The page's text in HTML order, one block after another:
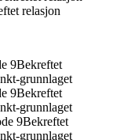
relasjon
9Bekreftet
grunnlaget
9Bekreftet
grunnlaget
9Bekreftet
grunnlaget